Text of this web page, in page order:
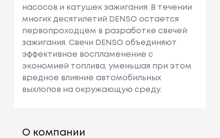
насосов и катушек зажигания. В течении
многих десятилетий DENSO остается
первопроходцем в разработке свечей
зажигания. Свечи DENSO объединяют
эффективное воспламенение с
экономией топлива, уменьшая при этом
вредное влияние автомобильных
выхлопов на окружающую среду.
О компании